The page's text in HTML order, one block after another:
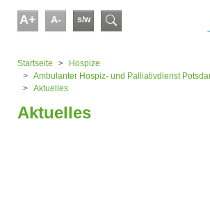
A+ A- s/w Suchformular
Startseite
Hospize
Ambulanter Hospiz- und Palliativdienst
Aktuelles
Aktuelles